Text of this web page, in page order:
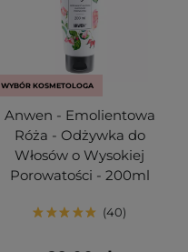
WYBÓR KOSMETOLOGA
Anwen - Emolientowa
Róża - Odżywka do
Włosów o Wysokiej
Porowatości - 200ml
40